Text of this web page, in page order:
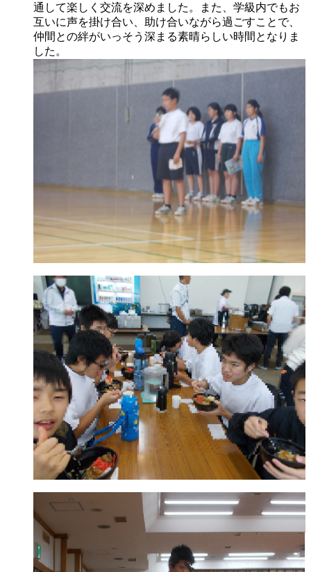
通して楽しく交流を深めました。また、学級内でもお
互いに声を掛け合い、助け合いながら過ごすことで、
仲間との絆がいっそう深まる素晴らしい時間となりま
した。